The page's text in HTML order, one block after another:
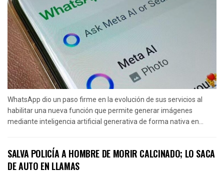
WhatsApp dio un paso firme en la evolución de sus servicios al
habilitar una nueva función que permite generar imágenes
mediante inteligencia artificial generativa de forma nativa en...
SALVA POLICÍA A HOMBRE DE MORIR CALCINADO; LO SACA
DE AUTO EN LLAMAS